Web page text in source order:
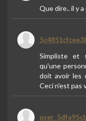
Que dire.. il y
Simpliste et
qu'une
doit avoir les
Ceci n'est pas